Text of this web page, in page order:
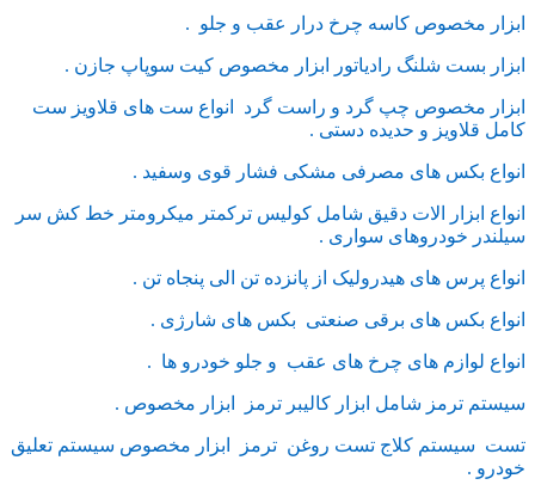
ابزار مخصوص کاسه چرخ درار عقب و جلو .
ابزار بست شلنگ رادیاتور ابزار مخصوص کیت سوپاپ جازن .
ابزار مخصوص چپ گرد و راست گرد انواع ست های قلاویز ست
کامل قلاویز و حدیده دستی .
انواع بکس های مصرفی مشکی فشار قوی وسفید .
انواع ابزار الات دقیق شامل کولیس ترکمتر میکرومتر خط کش سر
سیلندر خودروهای سواری .
انواع پرس های هیدرولیک از پانزده تن الی پنجاه تن .
انواع بکس های برقی صنعتی بکس های شارژی .
انواع لوازم های چرخ های عقب و جلو خودرو ها .
سیستم ترمز شامل ابزار کالیبر ترمز ابزار مخصوص .
تست سیستم کلاج تست روغن ترمز ابزار مخصوص سیستم تعلیق
خودرو .